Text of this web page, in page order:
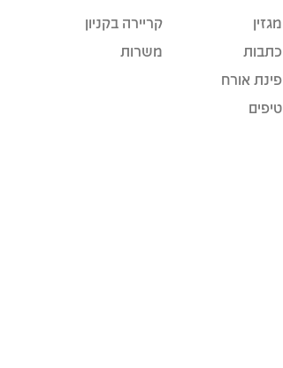
מגזין
כתבות
פינת אורח
טיפים
קריירה בקניון
משרות